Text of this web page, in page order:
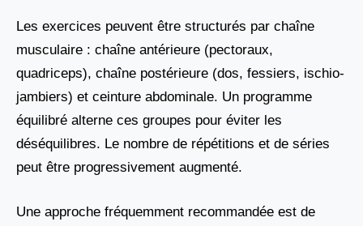
Les exercices peuvent être structurés par chaîne
musculaire : chaîne antérieure (pectoraux,
quadriceps), chaîne postérieure (dos, fessiers, ischio-
jambiers) et ceinture abdominale. Un programme
équilibré alterne ces groupes pour éviter les
déséquilibres. Le nombre de répétitions et de séries
peut être progressivement augmenté.
Une approche fréquemment recommandée est de